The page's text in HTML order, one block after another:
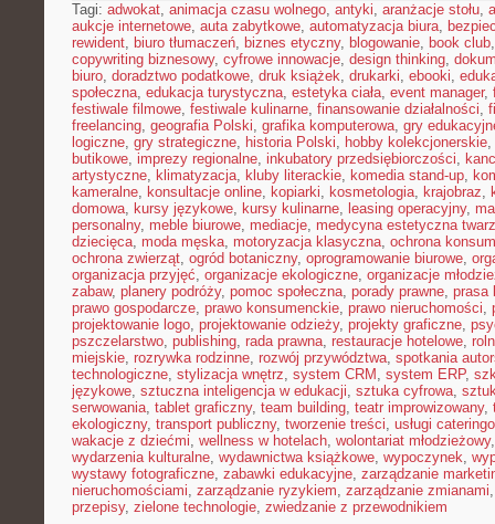
Tagi: adwokat, animacja czasu wolnego, antyki, aranżacje stołu,
aukcje internetowe, auta zabytkowe, automatyzacja biura,
rewident, biuro tłumaczeń, biznes etyczny, blogowanie, book club
copywriting biznesowy, cyfrowe innowacje, design thinking,
biuro, doradztwo podatkowe, druk książek, drukarki, ebooki,
społeczna, edukacja turystyczna, estetyka ciała, event manager,
festiwale filmowe, festiwale kulinarne, finansowanie działalności,
freelancing, geografia Polski, grafika komputerowa, gry
logiczne, gry strategiczne, historia Polski, hobby kolekcjonerskie,
butikowe, imprezy regionalne, inkubatory przedsiębiorczości,
artystyczne, klimatyzacja, kluby literackie, komedia stand-up,
kameralne, konsultacje online, kopiarki, kosmetologia, krajobraz,
domowa, kursy językowe, kursy kulinarne, leasing operacyjny,
personalny, meble biurowe, mediacje, medycyna estetyczna
dziecięca, moda męska, motoryzacja klasyczna, ochrona
ochrona zwierząt, ogród botaniczny, oprogramowanie biurowe,
organizacja przyjęć, organizacje ekologiczne, organizacje
zabaw, planery podróży, pomoc społeczna, porady prawne, prasa
prawo gospodarcze, prawo konsumenckie, prawo nieruchomości,
projektowanie logo, projektowanie odzieży, projekty graficzne,
pszczelarstwo, publishing, rada prawna, restauracje hotelowe,
miejskie, rozrywka rodzinne, rozwój przywództwa, spotkania
technologiczne, stylizacja wnętrz, system CRM , system ERP,
językowe, sztuczna inteligencja w edukacji, sztuka cyfrowa,
serwowania, tablet graficzny, team building, teatr improwizowany,
ekologiczny, transport publiczny, tworzenie treści, usługi
wakacje z dziećmi, wellness w hotelach, wolontariat młodzieżowy
wydarzenia kulturalne, wydawnictwa książkowe, wypoczynek,
wystawy fotograficzne, zabawki edukacyjne, zarządzanie
nieruchomościami, zarządzanie ryzykiem, zarządzanie zmianami
przepisy, zielone technologie, zwiedzanie z przewodnikiem